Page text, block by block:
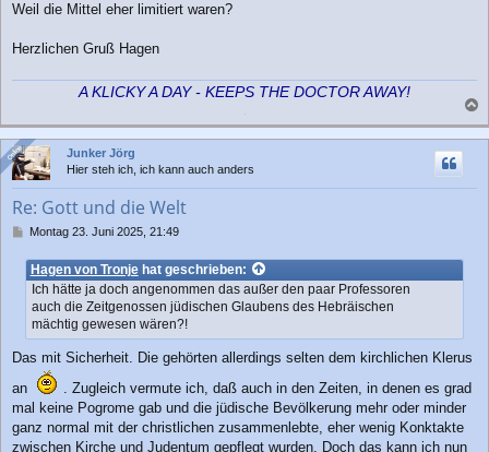
Weil die Mittel eher limitiert waren?
Herzlichen Gruß Hagen
A KLICKY A DAY - KEEPS THE DOCTOR AWAY!
a
c
Junker Jörg
Hier steh ich, ich kann auch anders
Re: Gott und die Welt
B
i
t
Montag 23. Juni 2025, 21:49
Hagen von Tronjehat geschrieben:
Ich hätte ja doch angenommen das außer den paar Professoren
auch die Zeitgenossen jüdischen Glaubens des Hebräischen
mächtig gewesen wären?!
Das mit Sicherheit. Die gehörten allerdings selten dem kirchlichen Klerus
an
. Zugleich vermute ich, daß auch in den Zeiten, in denen es grad
mal keine Pogrome gab und die jüdische Bevölkerung mehr oder minder
ganz normal mit der christlichen zusammenlebte, eher wenig Konktakte
zwischen Kirche und Judentum gepflegt wurden. Doch das kann ich nun
Online
Online